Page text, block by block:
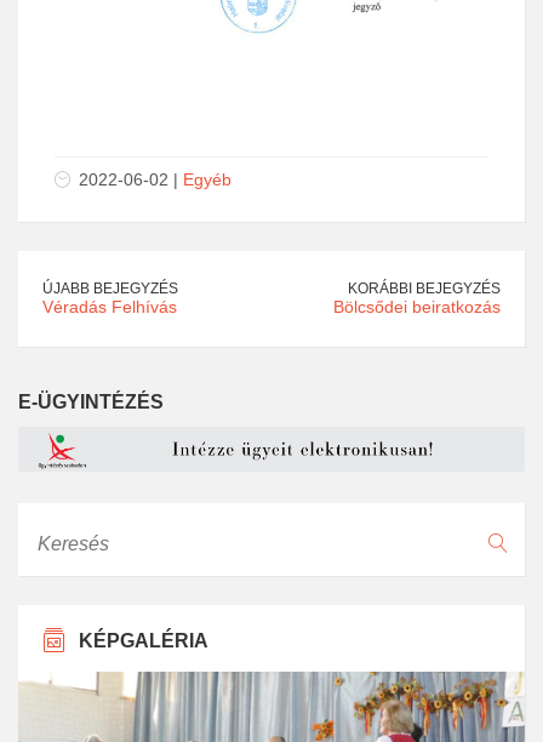
2022-06-02 | Egyéb
ÚJABB BEJEGYZÉS
Véradás Felhívás
KORÁBBI BEJEGYZÉS
Bölcsődei beiratkozás
E-ÜGYINTÉZÉS
KÉPGALÉRIA